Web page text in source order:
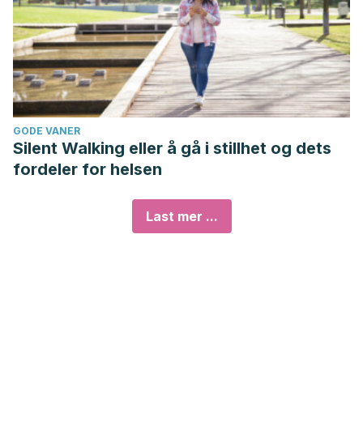
GODE VANER
Silent Walking eller å gå i stillhet og dets
fordeler for helsen
Last mer ...